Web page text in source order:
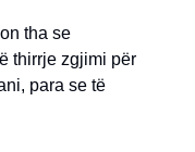
tha se
thirrje zgjimi për
para se të